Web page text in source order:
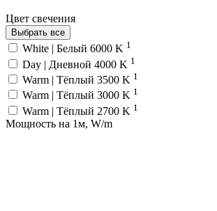
Цвет свечения
Выбрать все
White | Белый 6000 K 1
Day | Дневной 4000 K 1
Warm | Тёплый 3500 K 1
Warm | Тёплый 3000 K 1
Warm | Тёплый 2700 K 1
Мощность на 1м, W/m